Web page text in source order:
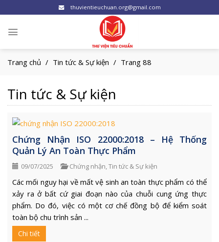
to
content
thuvientieuchuan.org@gmail.com
Trang chủ / Tin tức & Sự kiện / Trang 88
Tin tức & Sự kiện
Chứng Nhận ISO 22000:2018 – Hệ Thống
Quản Lý An Toàn Thực Phẩm
09/07/2025 Chứng nhận,Tin tức & Sự kiện
Các mối nguy hại về mất vệ sinh an toàn thực phẩm có thể
xảy ra ở bất cứ giai đoạn nào của chuỗi cung ứng thực
phẩm. Do đó, việc có một cơ chế đồng bộ để kiểm soát
toàn bộ chu trình sản ...
Chi tiết